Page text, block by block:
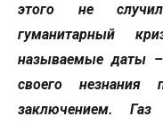
этого не
гуманитарный
называемые даты
своего
заключением.